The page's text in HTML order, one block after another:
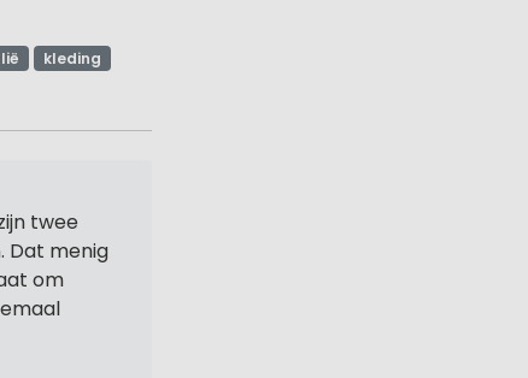
kleding
twee
Dat menig
om